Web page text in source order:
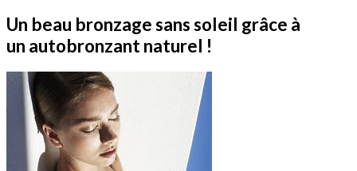
Un beau bronzage sans soleil grâce à
un autobronzant naturel !